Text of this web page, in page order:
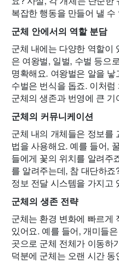
복잡한 행동을 만들어 낼 수
군체 안에서의 역할 분담
군체 내에는 다양한 역할이
은 여왕벌, 일벌, 수벌 등으
명확해요. 여왕벌은 알을
수벌은 번식을 돕죠. 이처
군체의 생존과 번영에 큰 기
군체의 커뮤니케이션
군체 내의 개체들은 정보를
법을 사용해요. 예를 들어,
들에게 꽃의 위치를 알려주
를 알려주는데, 참 대단하
정보 전달 시스템을 가지고
군체의 생존 전략
군체는 환경 변화에 빠르게
있어요. 예를 들어, 개미들
곳으로 군체 전체가 이동하
덕분에 군체는 오랜 시간